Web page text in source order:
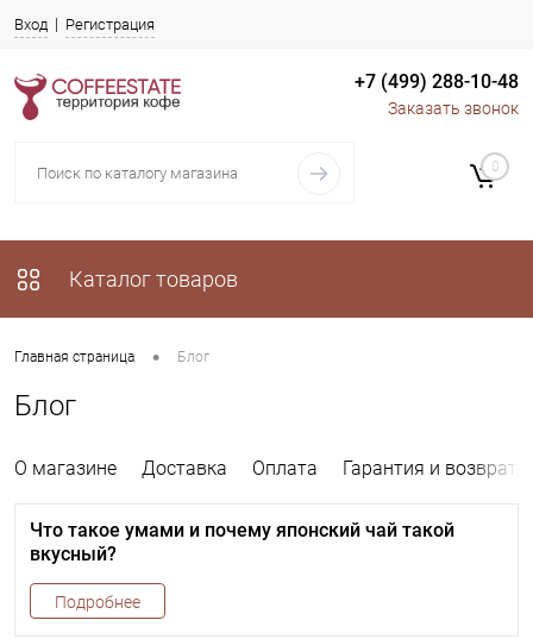
Вход Регистрация
+7 (499) 288-10-48
Заказать звонок
Каталог товаров
0
Главная страница • Блог
Блог
О магазине Доставка Оплата Гарантия и возврат
Что такое умами и почему японский чай такой
вкусный?
Подробнее